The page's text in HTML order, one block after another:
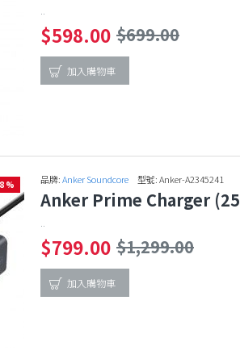
..
$598.00 $699.00
加入購物車
% 品牌:Anker Soundcore 型號:Anker-A2345241
Anker Prime Charger
..
$799.00 $1,299.00
加入購物車